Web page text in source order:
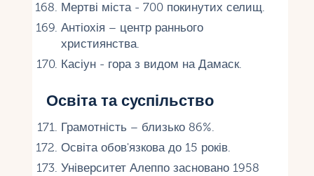
Мертві міста - 700 покинутих селищ.
Антіохія – центр раннього
християнства.
Касіун - гора з видом на Дамаск.
Освіта та суспільство
Грамотність – близько 86%.
Освіта обов'язкова до 15 років.
Університет Алеппо засновано 1958